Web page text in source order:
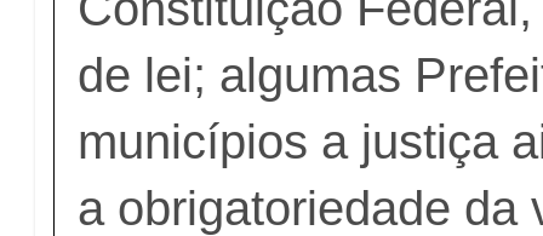
de lei; algumas
municípios a justiça
a obrigatoriedade da